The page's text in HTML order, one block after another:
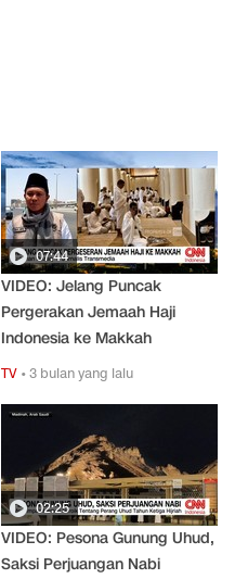
07:44
VIDEO: Jelang Puncak
Pergerakan Jemaah Haji
Indonesia ke Makkah
TV •3 bulan yang lalu
02:25
VIDEO: Pesona Gunung Uhud,
Saksi Perjuangan Nabi